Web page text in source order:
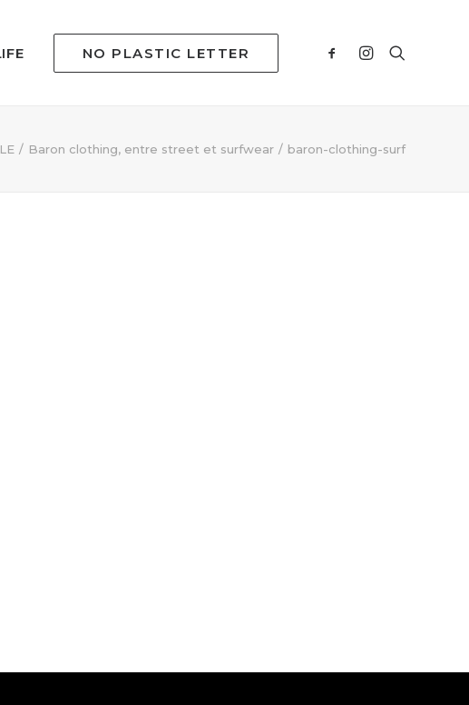
NO PLASTIC LETTER
Baron clothing, entre street et surfwear baron-clothing-surf